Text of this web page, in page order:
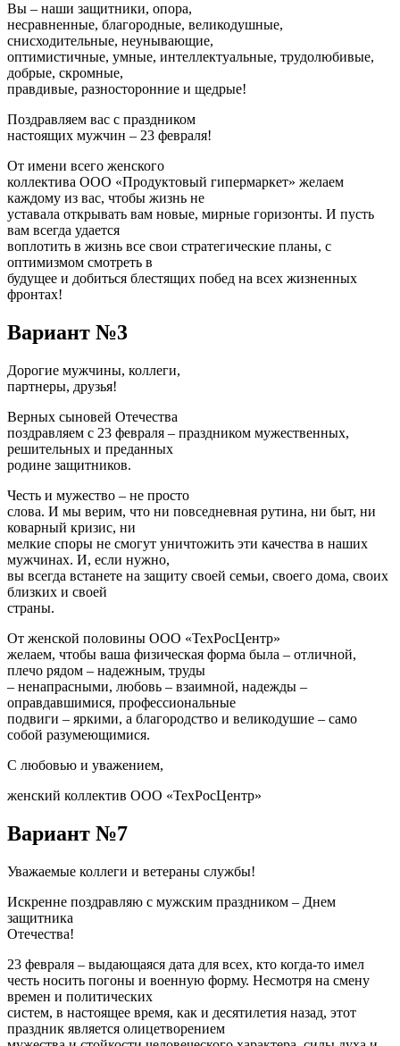
Вы – наши защитники, опора,
несравненные, благородные, великодушные,
снисходительные, неунывающие,
оптимистичные, умные, интеллектуальные, трудолюбивые,
добрые, скромные,
правдивые, разносторонние и щедрые!
Поздравляем вас с праздником
настоящих мужчин – 23 февраля!
От имени всего женского
коллектива ООО «Продуктовый гипермаркет» желаем
каждому из вас, чтобы жизнь не
уставала открывать вам новые, мирные горизонты. И пусть
вам всегда удается
воплотить в жизнь все свои стратегические планы, с
оптимизмом смотреть в
будущее и добиться блестящих побед на всех жизненных
фронтах!
Вариант №3
Дорогие мужчины, коллеги,
партнеры, друзья!
Верных сыновей Отечества
поздравляем с 23 февраля – праздником мужественных,
решительных и преданных
родине защитников.
Честь и мужество – не просто
слова. И мы верим, что ни повседневная рутина, ни быт, ни
коварный кризис, ни
мелкие споры не смогут уничтожить эти качества в наших
мужчинах. И, если нужно,
вы всегда встанете на защиту своей семьи, своего дома, своих
близких и своей
страны.
От женской половины ООО «ТехРосЦентр»
желаем, чтобы ваша физическая форма была – отличной,
плечо рядом – надежным, труды
– ненапрасными, любовь – взаимной, надежды –
оправдавшимися, профессиональные
подвиги – яркими, а благородство и великодушие – само
собой разумеющимися.
С любовью и уважением,
женский коллектив ООО «ТехРосЦентр»
Вариант №7
Уважаемые коллеги и ветераны службы!
Искренне поздравляю с мужским праздником – Днем
защитника
Отечества!
23 февраля – выдающаяся дата для всех, кто когда-то имел
честь носить погоны и военную форму. Несмотря на смену
времен и политических
систем, в настоящее время, как и десятилетия назад, этот
праздник является олицетворением